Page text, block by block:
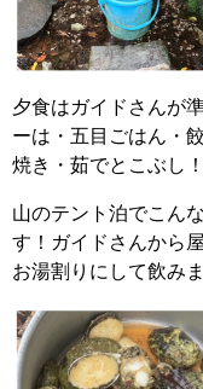
夕食はガイドさんが
ーは・五目ごはん・
焼き・茹でとこぶし！
山のテント泊でこん
す！ガイドさんから
お湯割りにして飲み